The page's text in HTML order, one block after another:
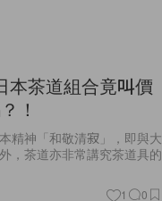
本茶道組合竟叫價
！
精神「和敬清寂」，即與大
，茶道亦非常講究茶道具的
1 0